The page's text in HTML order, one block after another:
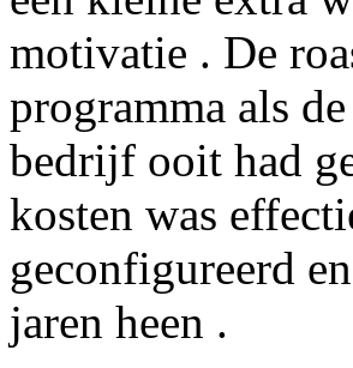
motivatie . De
programma als
bedrijf ooit had
kosten was
geconfigureerd
jaren heen .